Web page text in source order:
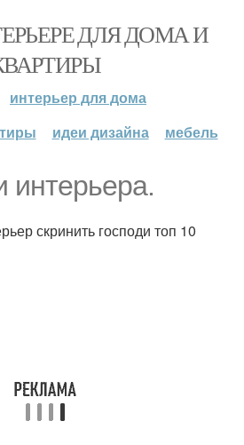
ДЛЯ ДОМА И
интерьер для дома
идеи дизайна мебель
интерьера.
скринить господи топ 10